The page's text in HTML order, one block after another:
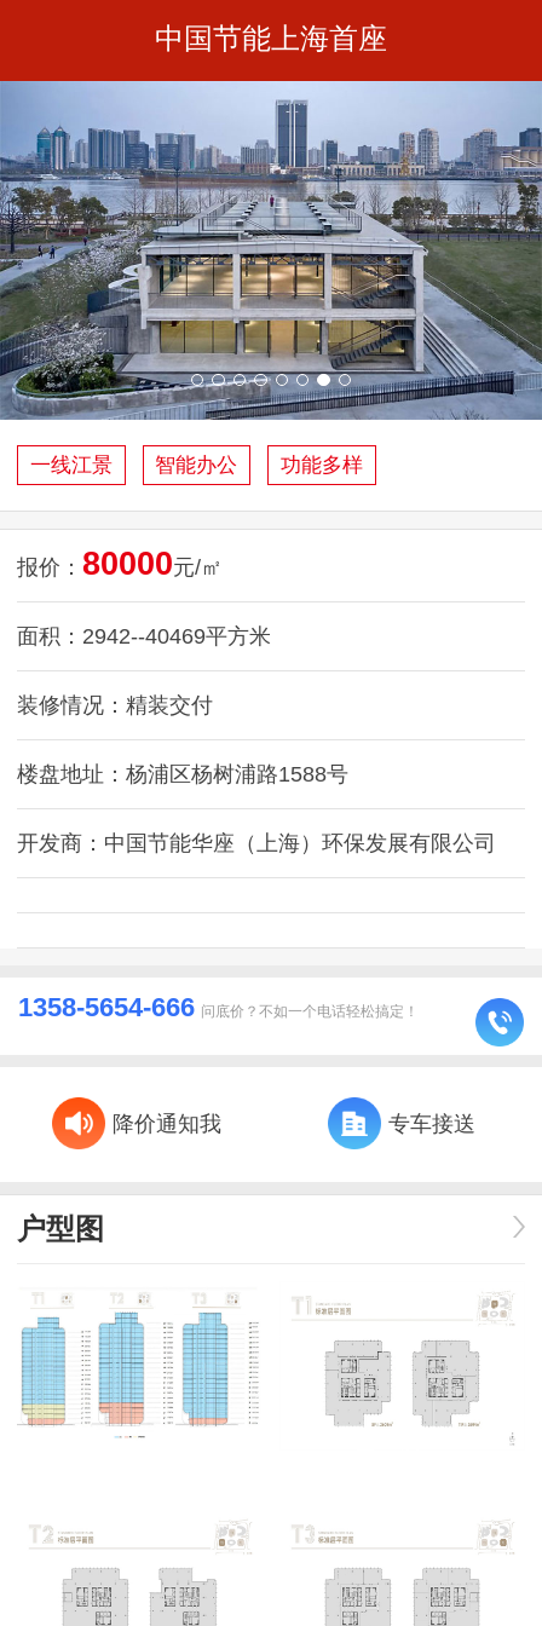
中国节能上海首座
一线江景 智能办公 功能多样
报价： 80000元/㎡
面积：2942--40469平方米
装修情况：精装交付
楼盘地址：杨浦区杨树浦路1588号
开发商：中国节能华座（上海）环保发展有限公司
1358-5654-666 问底价？不如一个电话轻松搞定！
降价通知我 专车接送
户型图